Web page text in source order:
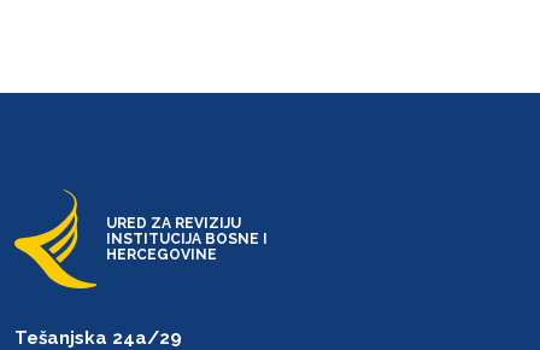
URED ZA REVIZIJU
INSTITUCIJA BOSNE I
HERCEGOVINE
Tešanjska 24a/29